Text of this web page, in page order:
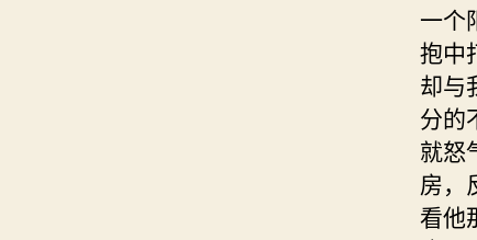
一个
抱中
却与
分的
就怒
房，
看他